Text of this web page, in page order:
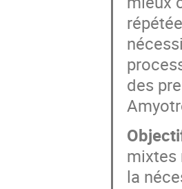
des
mixtes
la